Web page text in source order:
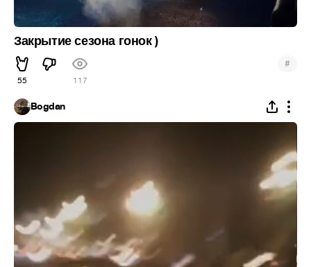
Закрытие сезона гонок )
55 117
#
Bogdan